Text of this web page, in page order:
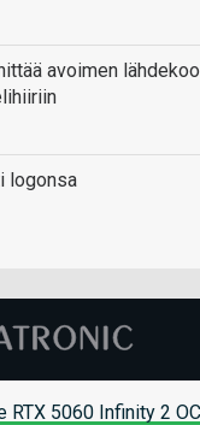
avoimen
logonsa
RTX 5060 Infinity 2